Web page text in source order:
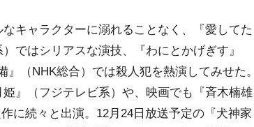
キャラクターに溺れることなく、『愛してた
ではシリアスな演技、『わにとかげぎす』
』（NHK総合）では殺人犯を熱演してみせた。
』（フジテレビ系）や、映画でも『斉木楠雄
に続々と出演。12月24日放送予定の『犬神家